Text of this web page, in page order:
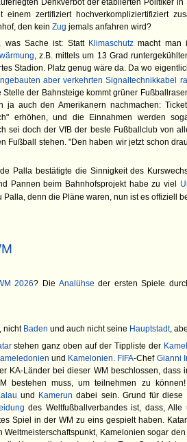
Denkverbot der etablierten Politiker
zertifiziert hochverkompliziertifiziert
den kein Zug jemals anfahren wird?
was Sache ist: Statt Klimaschutz macht man
, z.B. mittels um 13 Grad
Stadion. Platz genug wäre da. Da wo
aber verkehrten Signaltechnikkabel
der Bahnsteige kommt grüner
ja auch den Amerikanern nachmachen:
erhöhen, und die Einnahmen werden
sei doch der VfB der beste Fußballclub von
Fußball stehen. "Den haben wir jetzt schon
Palla bestätigte die Sinnigkeit des
Pannen beim Bahnhofsprojekt habe zu viel
Palla, denn die Pläne waren, nun ist es offiziell
2026? Die Analühse der ersten Spiele
nicht Baden und auch nicht seine Hauptstadt,
stehen ganz oben auf der Tippliste der
und Kamelonien FIFA-Chef Gianni
KA-Länder bei dieser WM beschlossen, dass
bestehen muss, um teilnehmen zu
und Kamerun dabei sein. Grund für diese
des Weltfußballverbandes ist, dass, Alle
Spiel in der WM zu eins gespielt haben.
Kamelonien sogar